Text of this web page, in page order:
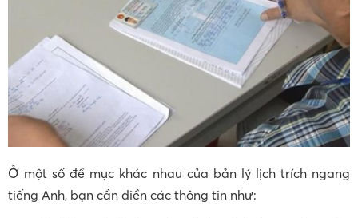
Ở một số đề mục khác nhau của bản lý lịch trích ngang
tiếng Anh, bạn cần điền các thông tin như: